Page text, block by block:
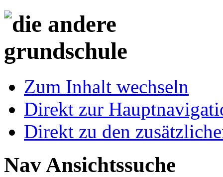
Zum Inhalt wechseln
Direkt zur
Direkt zu den
Nav Ansichtssuche